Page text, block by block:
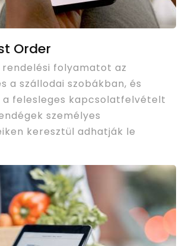
Order
folyamatot az
a szállodai szobákban, és
a felesleges kapcsolatfelvételt
személyes
keresztül adhatják le